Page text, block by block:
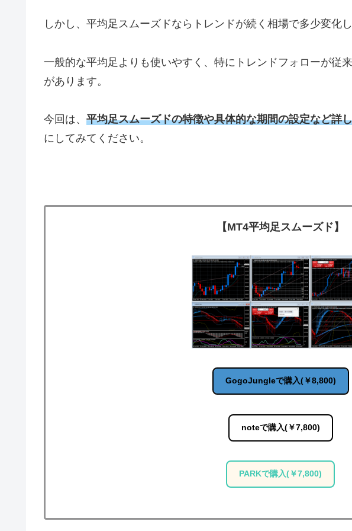
しかし、平均足スムーズドならトレンドが続く相場で多少変化
一般的な平均足よりも使いやすく、特にトレンドフォローが従
があります。
今回は、 平均足スムーズドの特徴や具体的な期間の設定など詳
にしてみてください。
【MT4平均足スムーズド】
GogoJungleで購入(￥8,800)
noteで購入(￥7,800)
PARKで購入(￥7,800)